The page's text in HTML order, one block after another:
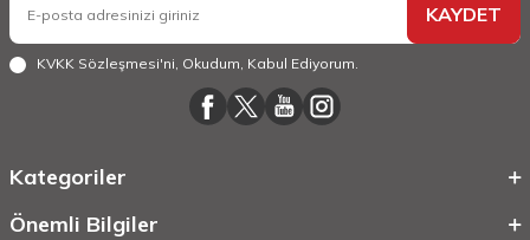
KAYDET
KVKK Sözleşmesi'ni, Okudum, Kabul Ediyorum.
Kategoriler
Önemli Bilgiler